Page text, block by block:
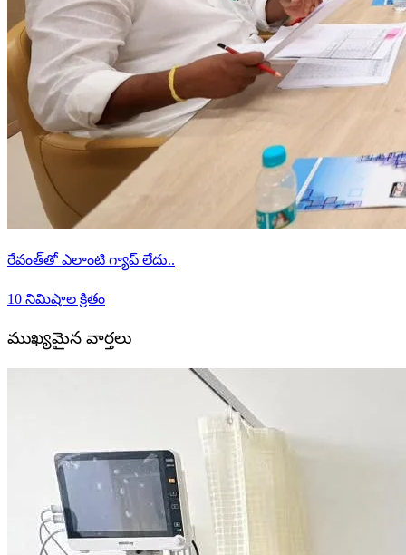
రేవంత్‌తో ఎలాంటి గ్యాప్ లేదు..
10 నిమిషాల క్రితం
ముఖ్యమైన వార్తలు